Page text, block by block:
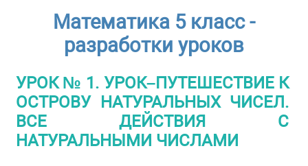
Математика 5 класс -
разработки уроков
УРОК № 1. УРОК–ПУТЕШЕСТВИЕ К
ОСТРОВУ НАТУРАЛЬНЫХ ЧИСЕЛ.
ВСЕ ДЕЙСТВИЯ С
НАТУРАЛЬНЫМИ ЧИСЛАМИ